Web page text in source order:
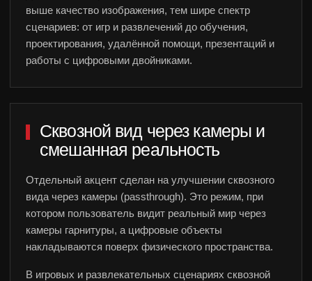
выше качество изображения, тем шире спектр
сценариев: от игр и развлечений до обучения,
проектирования, удалённой помощи, презентаций и
работы с цифровыми двойниками.
Сквозной вид через камеры и
смешанная реальность
Отдельный акцент сделан на улучшении сквозного
вида через камеры (passthrough). Это режим, при
котором пользователь видит реальный мир через
камеры гарнитуры, а цифровые объекты
накладываются поверх физического пространства.
В игровых и развлекательных сценариях сквозной